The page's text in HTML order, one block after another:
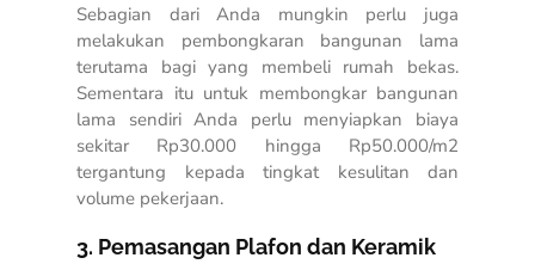
Sebagian dari Anda mungkin perlu juga
melakukan pembongkaran bangunan lama
terutama bagi yang membeli rumah bekas.
Sementara itu untuk membongkar bangunan
lama sendiri Anda perlu menyiapkan biaya
sekitar Rp30.000 hingga Rp50.000/m2
tergantung kepada tingkat kesulitan dan
volume pekerjaan.
3. Pemasangan Plafon dan Keramik